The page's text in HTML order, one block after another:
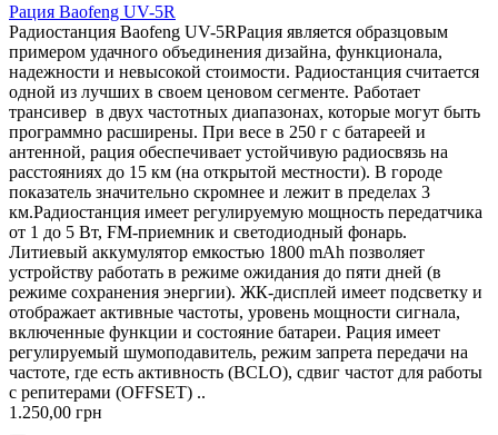
Рация Baofeng UV-5R
Радиостанция Baofeng UV-5RРация является образцовым
примером удачного объединения дизайна, функционала,
надежности и невысокой стоимости. Радиостанция считается
одной из лучших в своем ценовом сегменте. Работает
трансивер в двух частотных диапазонах, которые могут быть
программно расширены. При весе в 250 г с батареей и
антенной, рация обеспечивает устойчивую радиосвязь на
расстояниях до 15 км (на открытой местности). В городе
показатель значительно скромнее и лежит в пределах 3
км.Радиостанция имеет регулируемую мощность передатчика
от 1 до 5 Вт, FM-приемник и светодиодный фонарь.
Литиевый аккумулятор емкостью 1800 mAh позволяет
устройству работать в режиме ожидания до пяти дней (в
режиме сохранения энергии). ЖК-дисплей имеет подсветку и
отображает активные частоты, уровень мощности сигнала,
включенные функции и состояние батареи. Рация имеет
регулируемый шумоподавитель, режим запрета передачи на
частоте, где есть активность (BCLO), сдвиг частот для работы
с репитерами (OFFSET) ..
1.250,00 грн